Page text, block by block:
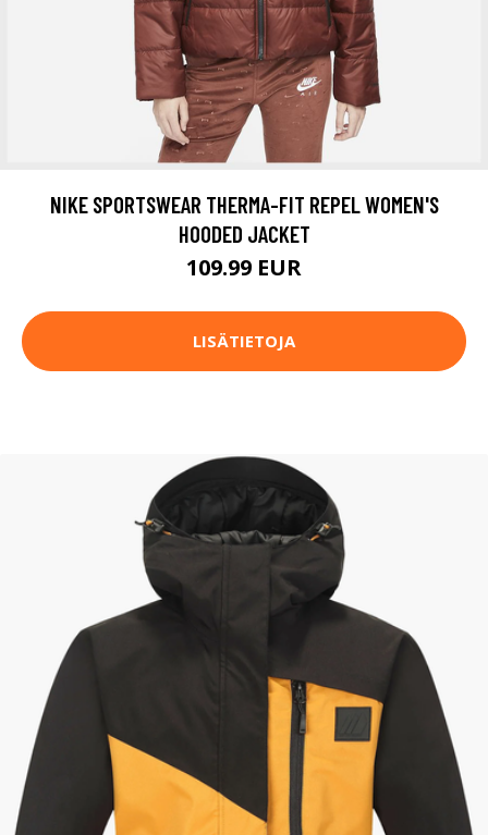
NIKE SPORTSWEAR THERMA-FIT REPEL WOMEN'S
HOODED JACKET
109.99 EUR
LISÄTIETOJA